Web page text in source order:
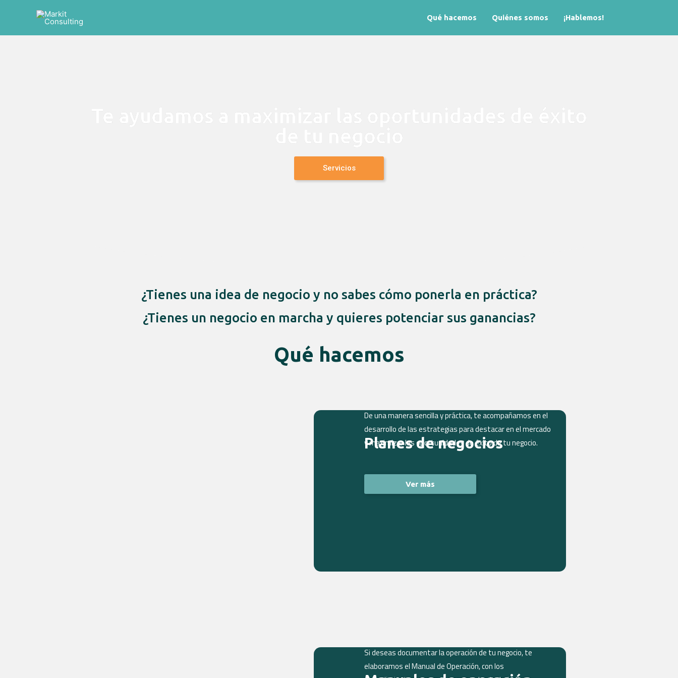
Qué hacemos Quiénes somos ¡Hablemos!
Servicios
¿Tienes una idea de negocio y no sabes cómo ponerla en práctica?
¿Tienes un negocio en marcha y quieres potenciar sus ganancias?
Qué hacemos
Planes de negocios
De una manera sencilla y práctica, te acompañamos en el
desarrollo de las estrategias para destacar en el mercado
y maximizar las oportunidades de éxito de tu negocio.
Ver más
Si deseas documentar la operación de tu negocio, te
elaboramos el Manual de Operación, con los